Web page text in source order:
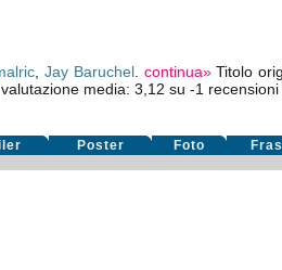
,Jay Baruchel. continua» Titolo
valutazione media: 3,12 su -1
Poster Foto